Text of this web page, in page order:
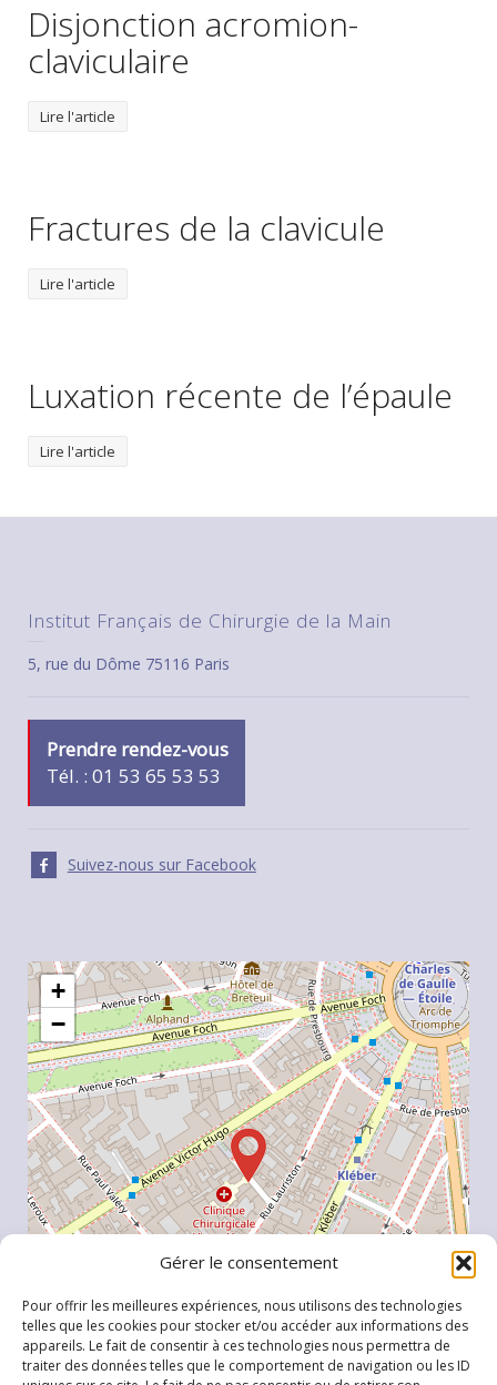
Gérer le consentement
Pour offrir les meilleures expériences, nous utilisons des technologies
telles que les cookies pour stocker et/ou accéder aux informations des
appareils. Le fait de consentir à ces technologies nous permettra de
traiter des données telles que le comportement de navigation ou les ID
Disjonction acromion-
claviculaire
Lire l'article
Fractures de la clavicule
Lire l'article
Luxation récente de l’épaule
Lire l'article
Institut Français de Chirurgie de la Main
5, rue du Dôme 75116 Paris
Prendre rendez-vous
Tél. : 01 53 65 53 53
Suivez-nous sur Facebook
+
−